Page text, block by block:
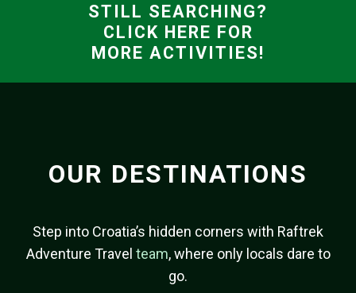
STILL SEARCHING?
CLICK HERE FOR
MORE ACTIVITIES!
OUR DESTINATIONS
Step into Croatia’s hidden corners with Raftrek
Adventure Travel team, where only locals dare to
go.